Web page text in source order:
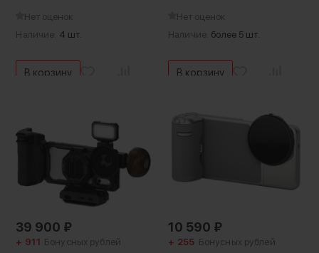
Нет оценок
Наличие: 4 шт.
В корзину
Нет оценок
Наличие: более 5 шт.
В корзину
39 900 ₽
+ 911 Бонусных рублей
10 590 ₽
+ 255 Бонусных рублей